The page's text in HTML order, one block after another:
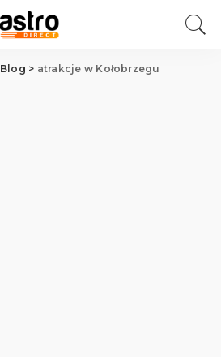
Blog > atrakcje w Kołobrzegu